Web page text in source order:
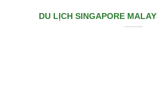
DU LỊCH SINGAPORE